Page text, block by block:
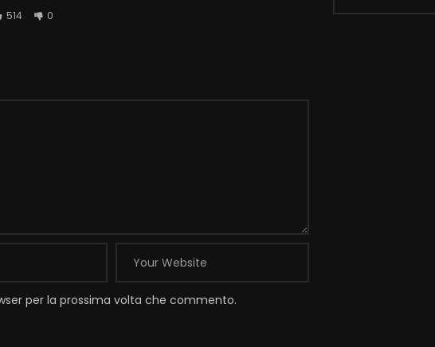
514 0
per la prossima volta che commento.